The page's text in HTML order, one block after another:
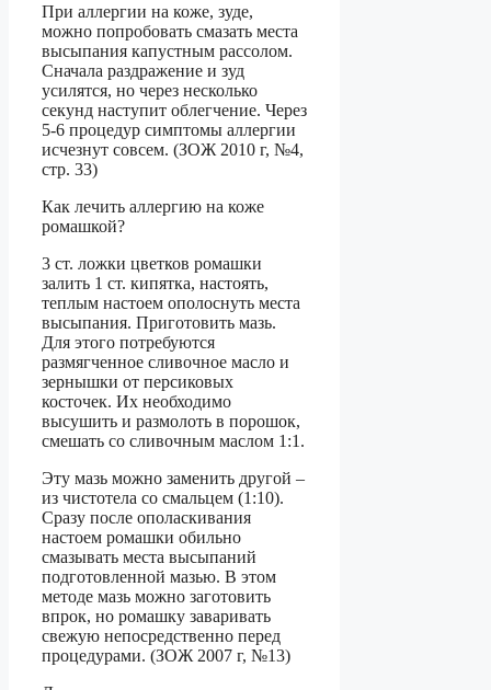
При аллергии на коже, зуде,
можно попробовать смазать места
высыпания капустным рассолом.
Сначала раздражение и зуд
усилятся, но через несколько
секунд наступит облегчение. Через
5-6 процедур симптомы аллергии
исчезнут совсем. (ЗОЖ 2010 г, №4,
стр. 33)
Как лечить аллергию на коже
ромашкой?
3 ст. ложки цветков ромашки
залить 1 ст. кипятка, настоять,
теплым настоем ополоснуть места
высыпания. Приготовить мазь.
Для этого потребуются
размягченное сливочное масло и
зернышки от персиковых
косточек. Их необходимо
высушить и размолоть в порошок,
смешать со сливочным маслом 1:1.
Эту мазь можно заменить другой –
из чистотела со смальцем (1:10).
Сразу после ополаскивания
настоем ромашки обильно
смазывать места высыпаний
подготовленной мазью. В этом
методе мазь можно заготовить
впрок, но ромашку заваривать
свежую непосредственно перед
процедурами. (ЗОЖ 2007 г, №13)